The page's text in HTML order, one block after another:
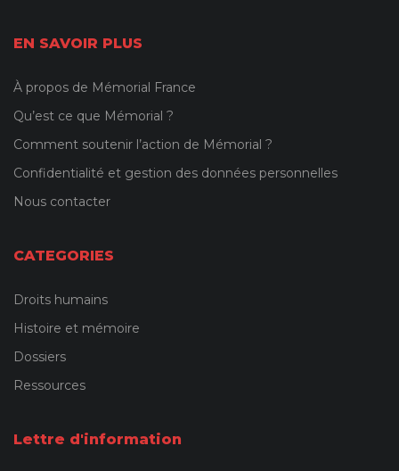
EN SAVOIR PLUS
À propos de Mémorial France
Qu’est ce que Mémorial ?
Comment soutenir l’action de Mémorial ?
Confidentialité et gestion des données personnelles
Nous contacter
CATEGORIES
Droits humains
Histoire et mémoire
Dossiers
Ressources
Lettre d'information